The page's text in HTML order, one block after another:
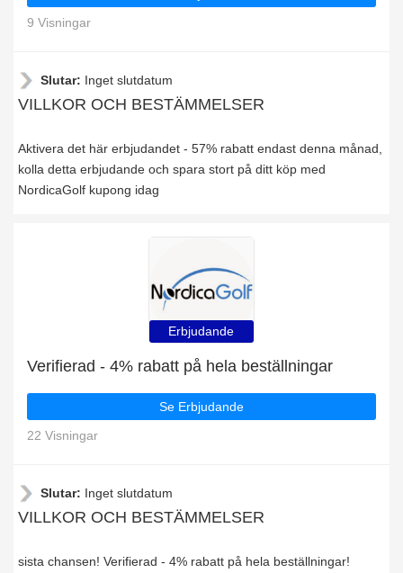
9 Visningar
Slutar: Inget slutdatum
VILLKOR OCH BESTÄMMELSER
Aktivera det här erbjudandet - 57% rabatt endast denna månad,
kolla detta erbjudande och spara stort på ditt köp med
NordicaGolf kupong idag
Erbjudande
Verifierad - 4% rabatt på hela beställningar
Se Erbjudande
22 Visningar
Slutar: Inget slutdatum
VILLKOR OCH BESTÄMMELSER
sista chansen! Verifierad - 4% rabatt på hela beställningar!